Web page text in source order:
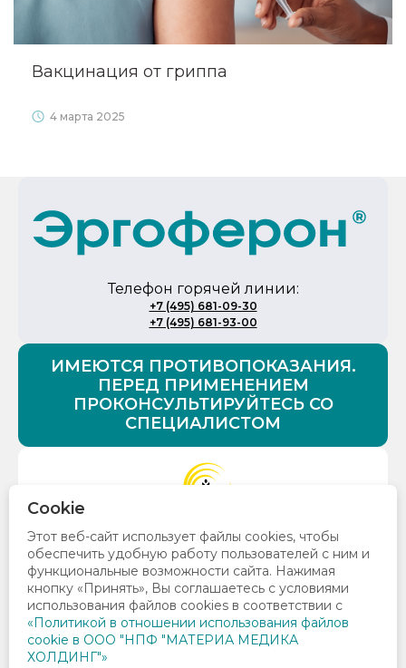
Вакцинация от гриппа
4 марта 2025
Телефон горячей линии:
+7 (495) 681-09-30
+7 (495) 681-93-00
ИМЕЮТСЯ ПРОТИВОПОКАЗАНИЯ.
ПЕРЕД ПРИМЕНЕНИЕМ
ПРОКОНСУЛЬТИРУЙТЕСЬ СО
СПЕЦИАЛИСТОМ
Медика Холдинг»
129272, Москва, ул. Трифоновская, д. 47 , стр. 1, +7
(495) 276-15-71
Политика конфиденциальности
Фармаконадзор
ЗАДАТЬ ВОПРОС
Cookie
Этот веб-сайт использует файлы cookies, чтобы
обеспечить удобную работу пользователей с ним и
функциональные возможности сайта. Нажимая
кнопку «Принять», Вы соглашаетесь с условиями
использования файлов cookies в соответствии c
«Политикой в отношении использования файлов
cookie в ООО "НПФ "МАТЕРИА МЕДИКА
ХОЛДИНГ"»